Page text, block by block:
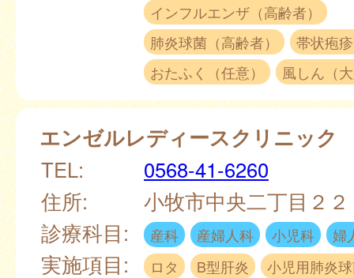
インフルエンザ（高齢者）
肺炎球菌（高齢者）
帯状疱
おたふく（任意）
風しん（
エンゼルレディースクリニック
TEL:
0568-41-6260
住所:
小牧市中央二丁目２２
診療科目:
産科 産婦人科 小児科 婦
実施項目: ロタ B型肝炎
小児用肺炎